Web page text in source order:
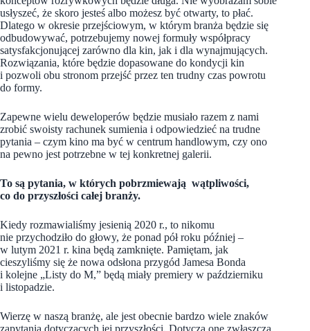
usłyszeć, że skoro jesteś albo możesz być otwarty, to płać.
Dlatego w okresie przejściowym, w którym branża będzie się
odbudowywać, potrzebujemy nowej formuły współpracy
satysfakcjonującej zarówno dla kin, jak i dla wynajmujących.
Rozwiązania, które będzie dopasowane do kondycji kin
i pozwoli obu stronom przejść przez ten trudny czas powrotu
do formy.
Zapewne wielu deweloperów będzie musiało razem z nami
zrobić swoisty rachunek sumienia i odpowiedzieć na trudne
pytania – czym kino ma być w centrum handlowym, czy ono
na pewno jest potrzebne w tej konkretnej galerii.
To są pytania, w których pobrzmiewają wątpliwości,
co do przyszłości całej branży.
Kiedy rozmawialiśmy jesienią 2020 r., to nikomu
nie przychodziło do głowy, że ponad pół roku później –
w lutym 2021 r. kina będą zamknięte. Pamiętam, jak
cieszyliśmy się że nowa odsłona przygód Jamesa Bonda
i kolejne „Listy do M,” będą miały premiery w październiku
i listopadzie.
Wierzę w naszą branżę, ale jest obecnie bardzo wiele znaków
zapytania dotyczących jej przyszłości. Dotyczą one zwłaszcza